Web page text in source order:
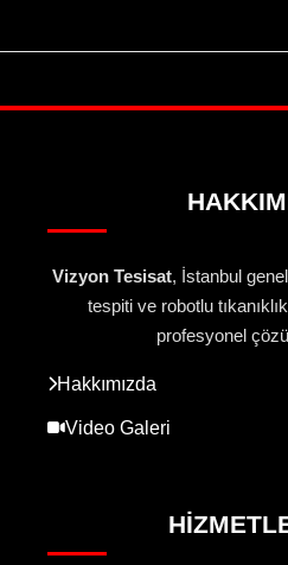
Vizyon Tesisat, İstanbul
tespiti ve robotlu
profesyonel
Hakkımızda
Video Galeri